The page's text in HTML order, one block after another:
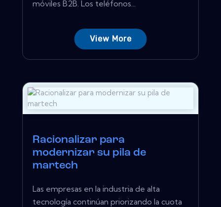
móviles B2B. Los teléfonos...
View More
Racionalizar para
modernizar su pila de
martech
Las empresas en la industria de alta
tecnología continúan priorizando la cuota